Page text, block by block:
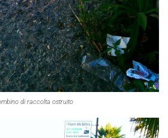
di raccolta ostruito